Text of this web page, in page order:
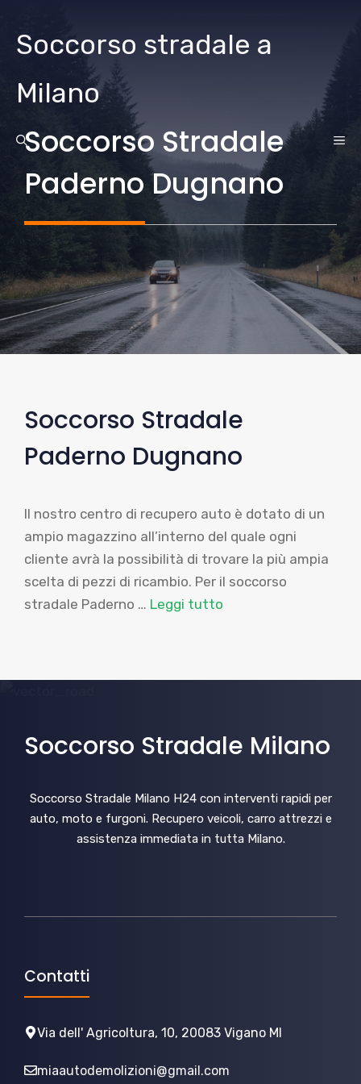
contenuto
Soccorso stradale a
Milano
Soccorso Stradale
Paderno Dugnano
Soccorso Stradale
Paderno Dugnano
Il nostro centro di recupero auto è dotato di un
ampio magazzino all’interno del quale ogni
cliente avrà la possibilità di trovare la più ampia
scelta di pezzi di ricambio. Per il soccorso
stradale Paderno … Leggi tutto
Soccorso Stradale Milano
Soccorso Stradale Milano H24 con interventi rapidi per
auto, moto e furgoni. Recupero veicoli, carro attrezzi e
assistenza immediata in tutta Milano.
Contatti
Via dell' Agricoltura, 10, 20083 Vigano MI
miaautodemolizioni@gmail.com